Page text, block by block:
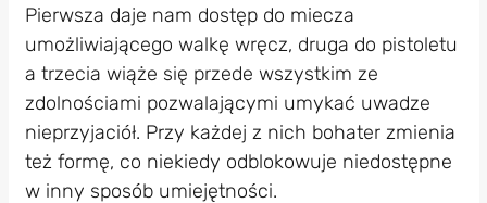
Pierwsza daje nam dostęp do miecza
umożliwiającego walkę wręcz, druga do pistoletu
a trzecia wiąże się przede wszystkim ze
zdolnościami pozwalającymi umykać uwadze
nieprzyjaciół. Przy każdej z nich bohater zmienia
też formę, co niekiedy odblokowuje niedostępne
w inny sposób umiejętności.